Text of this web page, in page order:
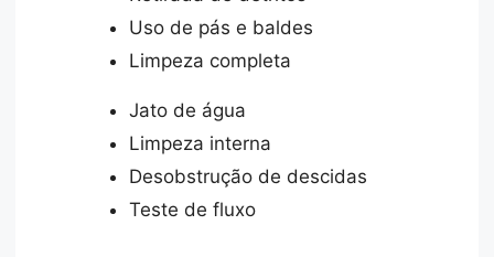
Uso de pás e baldes
Limpeza completa
Jato de água
Limpeza interna
Desobstrução de descidas
Teste de fluxo